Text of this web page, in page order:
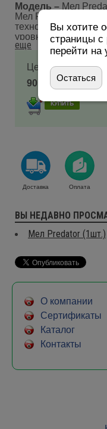
Модель – Мел
Мел Predator 1080
технологиям и
уровня.
После более пяти
трех лет
игроками, в ноябре
Group представила
продукт. В
формулы,
высокоточного
1080 Pure был
- улучшенная
- повышенная
- возможность
вращения
комфортный
Цена:
90 грн ($2)
Доставка Оплата
ВЫ НЕДАВНО
Мел Predator (1шт.)
О компании
Сертификаты
Каталог
Контакты
Вы хотите
страницы с
перейти на
Остаться